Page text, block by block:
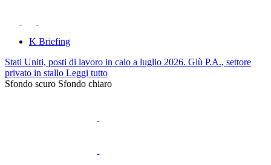
K Briefing
Stati Uniti, posti di lavoro in calo a luglio 2026. Giù P.A., settore
privato in stallo Leggi tutto
Sfondo scuro Sfondo chiaro